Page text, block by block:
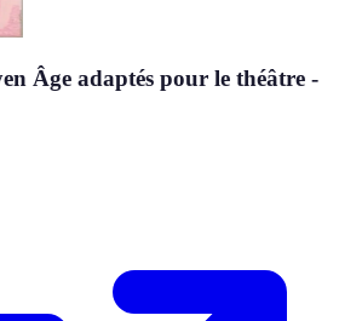
Âge adaptés pour le théâtre -